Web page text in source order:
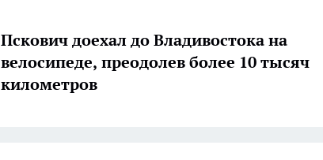
Пскович доехал до Владивостока на
велосипеде, преодолев более 10 тысяч
километров